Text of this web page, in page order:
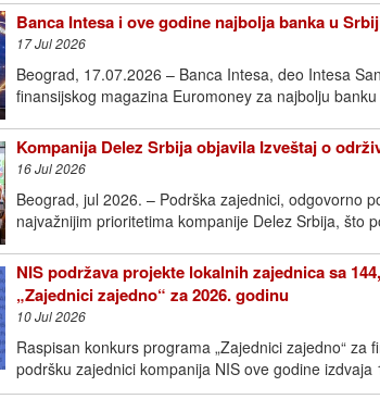
Banca Intesa i ove godine najbolja banka u
17 Jul 2026
Beograd, 17.07.2026 – Banca Intesa, deo Intesa
finansijskog magazina Euromoney za najbolju
Kompanija Delez Srbija objavila Izveštaj o
16 Jul 2026
Beograd, jul 2026. – Podrška zajednici, odgovorno
najvažnijim prioritetima kompanije Delez Srbija, što
NIS podržava projekte lokalnih zajednica sa
„Zajednici zajedno“ za 2026. godinu
10 Jul 2026
Raspisan konkurs programa „Zajednici zajedno“
podršku zajednici kompanija NIS ove godine izdvaja